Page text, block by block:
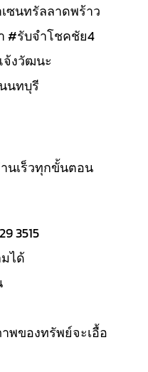
ซนทรัลลาดพร้าว
#รับจำโชคชัย4
งวัฒนะ
นทบุรี
นเร็วทุกขั้นตอน
3515
ได้
พของทรัพย์จะเอื้อ